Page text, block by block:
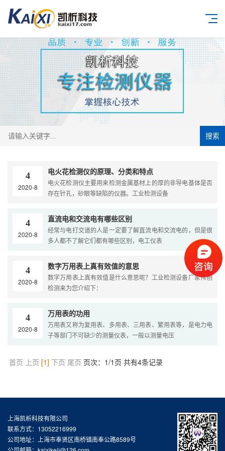
搜索
4
2020-8
电火花检测仪的原理、分类和特点
电火花检测仪主要用来检测金属基材上的厚的非导电基体是否
存在针孔，砂眼等缺陷的仪器。工业检测设备
4
2020-8
直流电和交流电有哪些区别
经常与电打交道的人是一定要了解直流电和交流电的，但是很
多人都不了解它们都有哪些区别，电工仪表
4
2020-8
数字万用表上真有效值的意思
数字万用表上真有效值是什么意思呢？工业检测设备厂家伟创
检测来为您介绍下：
4
2020-8
万用表的功用
万用表又称为复用表、多用表、三用表、繁用表等，是电力电
子等部门不可缺少的测量仪表，一般以测量电压
首页 上页 [1] 下页 尾页 页次：1/1页 共有4条记录
上海凯析科技有限公司
联系方式：13052216999
公司地址：上海市奉贤区南桥镇南奉公路8589号